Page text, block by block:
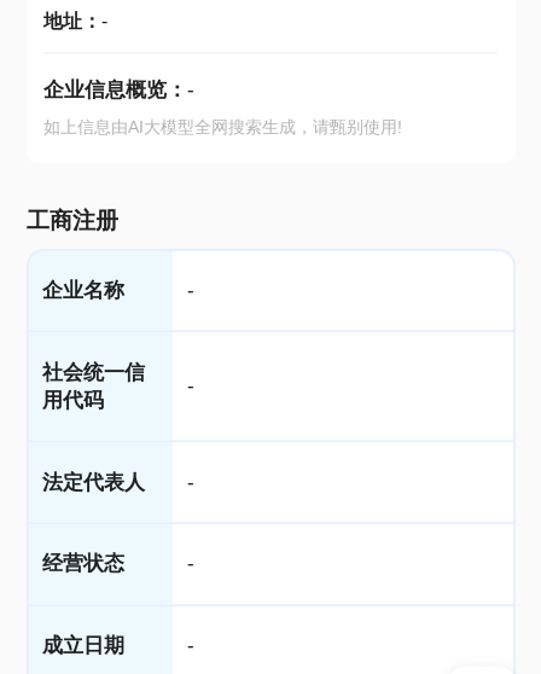
地址： -
企业信息概览： -
如上信息由AI大模型全网搜索生成，请甄别使用!
工商注册
企业名称 -
社会统一信
用代码
-
法定代表人 -
经营状态 -
成立日期 -